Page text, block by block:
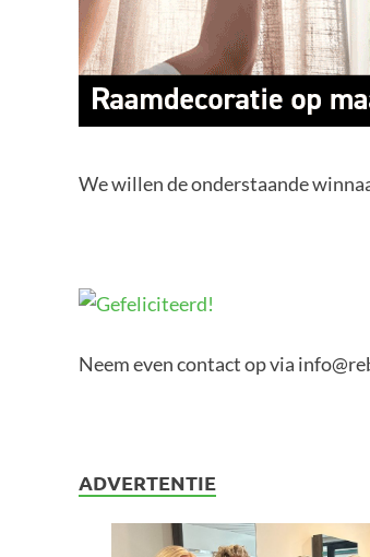
We willen de onderstaande
Neem even contact op via
ADVERTENTIE